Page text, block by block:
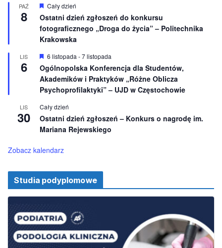
n
o
n
e
PAŹ
8
W
r
ó
ż
n
i
o
n
e
Cały dzień
Ostatni dzień zgłoszeń do konkursu
fotograficznego „Droga do życia” – Politechnika
Krakowska
LIS
6
W
r
ó
ż
n
o
n
e
6 listopada -7 listopada
Ogólnopolska Konferencja dla Studentów,
Akademików i Praktyków „Różne Oblicza
Psychoprofilaktyki” – UJD w Częstochowie
LIS
30
Cały dzień
Ostatni dzień zgłoszeń – Konkurs o nagrodę im.
Mariana Rejewskiego
Zobacz kalendarz
Studia podyplomowe